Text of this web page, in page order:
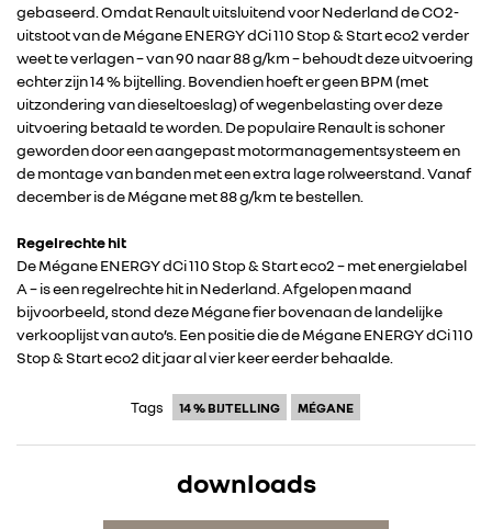
RENAULT GROUP
gebaseerd. Omdat Renault uitsluitend voor Nederland de CO2-
uitstoot van de Mégane ENERGY dCi 110 Stop & Start eco2 verder
weet te verlagen – van 90 naar 88 g/km – behoudt deze uitvoering
echter zijn 14 % bijtelling. Bovendien hoeft er geen BPM (met
uitzondering van dieseltoeslag) of wegenbelasting over deze
uitvoering betaald te worden. De populaire Renault is schoner
geworden door een aangepast motormanagementsysteem en
de montage van banden met een extra lage rolweerstand. Vanaf
december is de Mégane met 88 g/km te bestellen.
Regelrechte hit
De Mégane ENERGY dCi 110 Stop & Start eco2 – met energielabel
A – is een regelrechte hit in Nederland. Afgelopen maand
bijvoorbeeld, stond deze Mégane fier bovenaan de landelijke
verkooplijst van auto’s. Een positie die de Mégane ENERGY dCi 110
Stop & Start eco2 dit jaar al vier keer eerder behaalde.
Tags 14 % BIJTELLING MÉGANE
downloads